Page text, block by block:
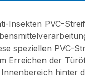
Insekten PVC-
speziellen PVC-
Erreichen der
hinter